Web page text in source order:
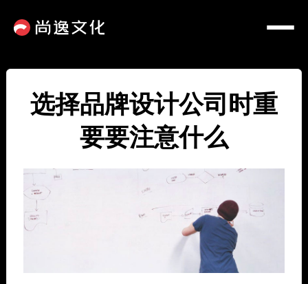
选择品牌设计公司时重
要要注意什么